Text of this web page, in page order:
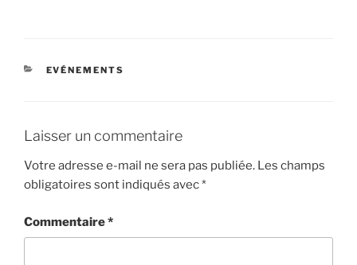
CATÉGORIES
EVÉNEMENTS
Laisser un commentaire
Votre adresse e-mail ne sera pas publiée. Les champs
obligatoires sont indiqués avec*
Commentaire*